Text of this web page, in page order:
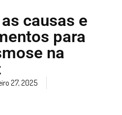
causas e
para
na
27, 2025